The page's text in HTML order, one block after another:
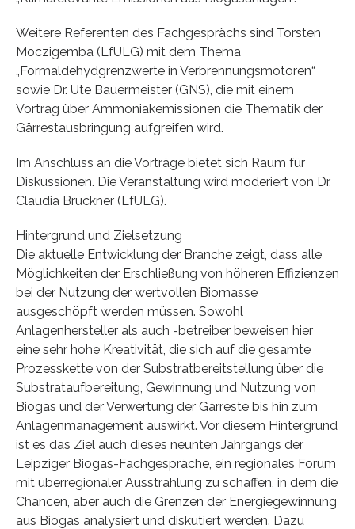
Weitere Referenten des Fachgesprächs sind Torsten
Moczigemba (LfULG) mit dem Thema
„Formaldehydgrenzwerte in Verbrennungsmotoren“
sowie Dr. Ute Bauermeister (GNS), die mit einem
Vortrag über Ammoniakemissionen die Thematik der
Gärrestausbringung aufgreifen wird.
Im Anschluss an die Vorträge bietet sich Raum für
Diskussionen. Die Veranstaltung wird moderiert von Dr.
Claudia Brückner (LfULG).
Hintergrund und Zielsetzung
Die aktuelle Entwicklung der Branche zeigt, dass alle
Möglichkeiten der Erschließung von höheren Effizienzen
bei der Nutzung der wertvollen Biomasse
ausgeschöpft werden müssen. Sowohl
Anlagenhersteller als auch -betreiber beweisen hier
eine sehr hohe Kreativität, die sich auf die gesamte
Prozesskette von der Substratbereitstellung über die
Substrataufbereitung, Gewinnung und Nutzung von
Biogas und der Verwertung der Gärreste bis hin zum
Anlagenmanagement auswirkt. Vor diesem Hintergrund
ist es das Ziel auch dieses neunten Jahrgangs der
Leipziger Biogas-Fachgespräche, ein regionales Forum
mit überregionaler Ausstrahlung zu schaffen, in dem die
Chancen, aber auch die Grenzen der Energiegewinnung
aus Biogas analysiert und diskutiert werden. Dazu